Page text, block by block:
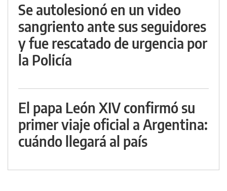
Se autolesionó en un video
sangriento ante sus seguidores
y fue rescatado de urgencia por
la Policía
El papa León XIV confirmó su
primer viaje oficial a Argentina:
cuándo llegará al país